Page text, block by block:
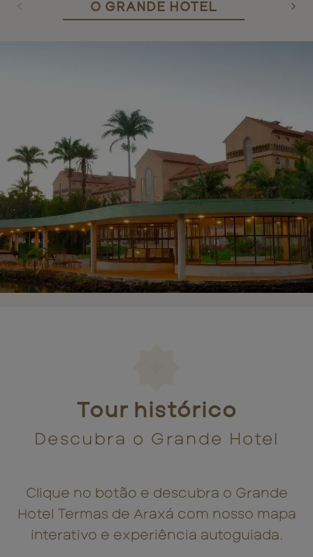
O GRANDE HOTEL
Previous slide
Tour histórico
Descubra o Grande Hotel
Clique no botão e descubra o Grande
Hotel Termas de Araxá com nosso mapa
interativo e experiência autoguiada.